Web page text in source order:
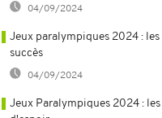
04/09/2024
Jeux paralympiques 2024 :
succès
04/09/2024
Jeux Paralympiques 2024 :